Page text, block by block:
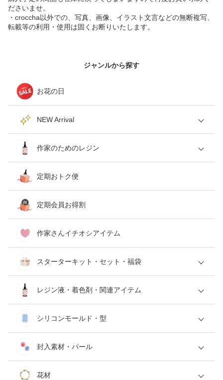
ださいませ。
・croccha以外での、写真、画像、イラスト文言などの無断複写、
転載等の利用・使用は固くお断りいたします。
ジャンルから探す
お花の日
NEW Arrival
作家のためのレジン
定期おトク便
定期会員お得割
作家さんイチオシアイテム
スターターキット・セット・福袋
レジン液・着色剤・関連アイテム
シリコンモールド・型
封入素材・パール
花材